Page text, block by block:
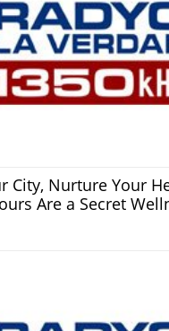
City, Nurture Your
Are a Secret